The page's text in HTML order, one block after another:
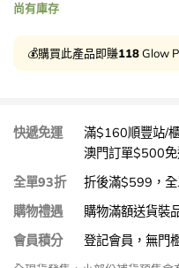
尚有庫存
💰購買此產品即賺118Glow
快遞免運
滿$160順豐站/
澳門訂單$500
全單93折
折後滿$599，
購物禮遇
購物滿額送貨裝
會員積分
登記會員，無門